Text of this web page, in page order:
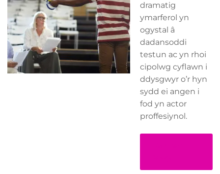
dramatig
ymarferol yn
ogystal â
dadansoddi
testun ac yn rhoi
cipolwg cyflawn i
ddysgwyr o’r hyn
sydd ei angen i
fod yn actor
proffesiynol.